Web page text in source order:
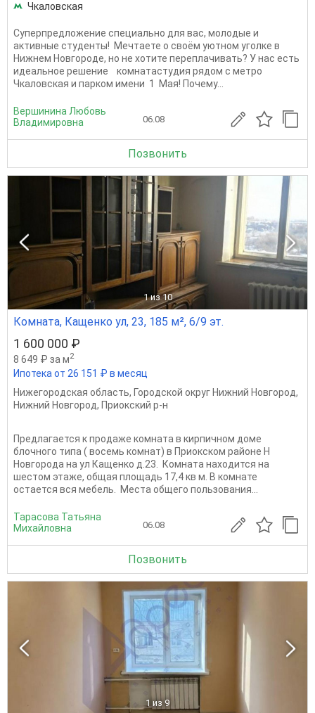
Чкаловская
Суперпредложение специально для вас, молодые и
активные студенты! Мечтаете о своём уютном уголке в
Нижнем Новгороде, но не хотите переплачивать? У нас есть
идеальное решение комнатастудия рядом с метро
Чкаловская и парком имени 1 Мая! Почему...
Вершинина Любовь
Владимировна
06.08
Позвонить
1 из 10
Комната, Кащенко ул, 23, 185 м², 6/9 эт.
1 600 000 ₽
8 649 ₽ за м2
Ипотека от 26 151 ₽ в месяц
Нижегородская область, Городской округ Нижний Новгород,
Нижний Новгород, Приокский р-н
Предлагается к продаже комната в кирпичном доме
блочного типа ( восемь комнат) в Приокском районе Н
Новгорода на ул Кащенко д.23. Комната находится на
шестом этаже, общая площадь 17,4 кв м. В комнате
остается вся мебель. Места общего пользования...
Тарасова Татьяна
Михайловна
06.08
Позвонить
1 из 9